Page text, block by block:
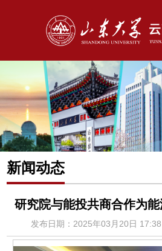
新闻动态
研究院与能投共商合作为
发布日期：2025年03月20日 17:38